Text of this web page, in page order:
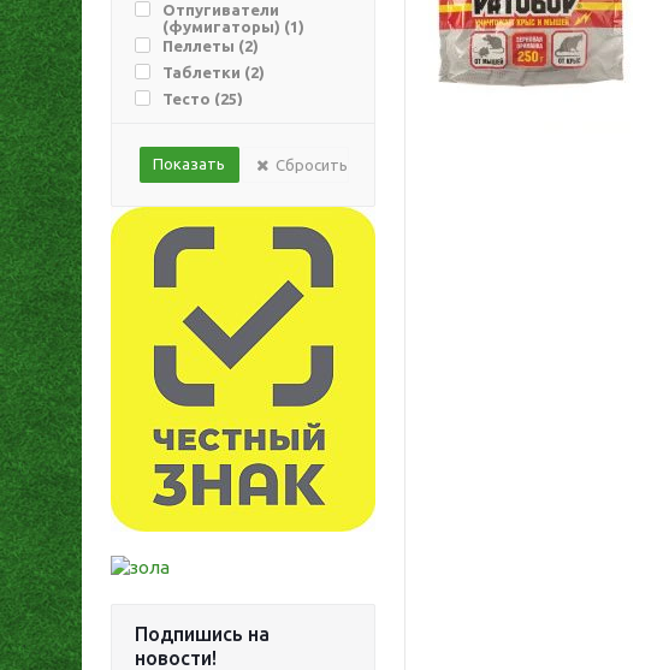
Отпугиватели
(фумигаторы) (1)
Пеллеты (2)
Таблетки (2)
Тесто (25)
Сбросить
Подпишись на
новости!